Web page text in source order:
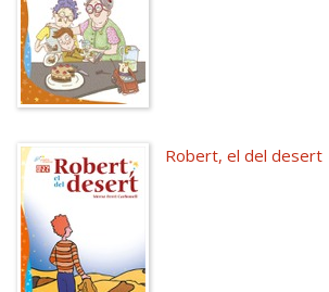
Robert, el del desert